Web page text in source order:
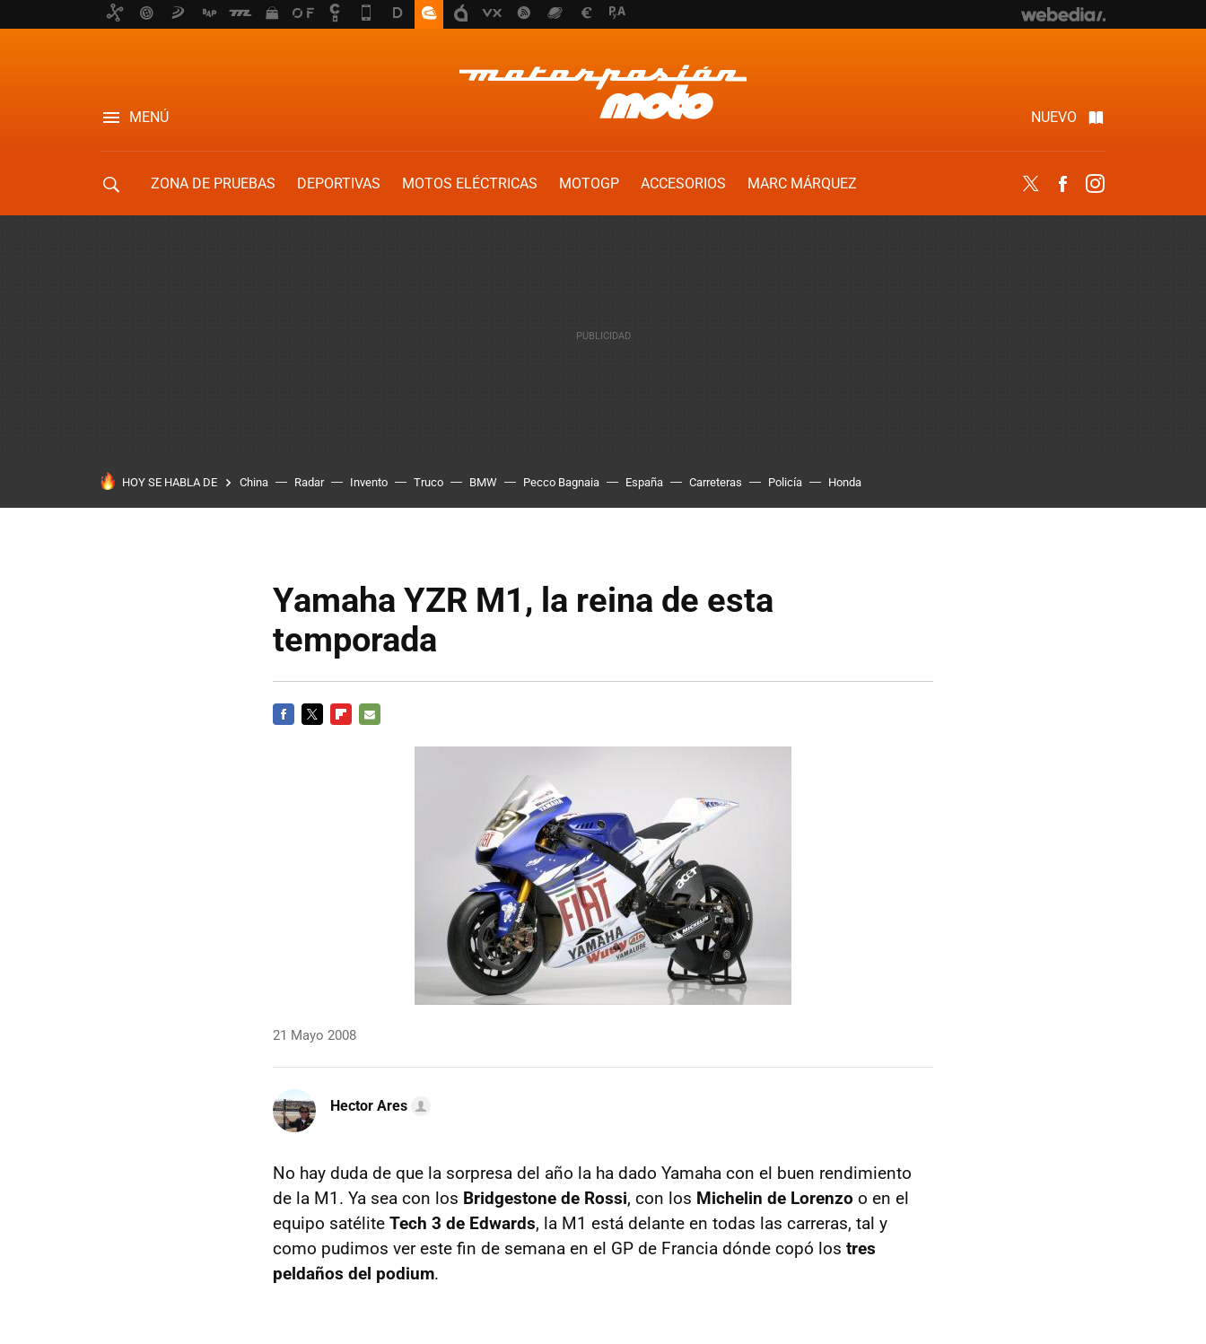
MENÚ NUEVO
ZONA DE PRUEBAS DEPORTIVAS MOTOS ELÉCTRICAS MOTOGP ACCESORIOS
MARC MÁRQUEZ
Twitter Facebook
HOY SE HABLA DE China Radar Invento Truco BMW Pecco Bagnaia España Carreteras Policía Honda
Yamaha YZR M1, la reina de esta
temporada
21 Mayo 2008
Hector Ares
No hay duda de que la sorpresa del año la ha dado Yamaha con el buen rendimiento
de la M1. Ya sea con los Bridgestone de Rossi, con los Michelin de Lorenzo o en el
equipo satélite Tech 3 de Edwards, la M1 está delante en todas las carreras, tal y
como pudimos ver este fin de semana en el GP de Francia dónde copó los tres
peldaños del podium.